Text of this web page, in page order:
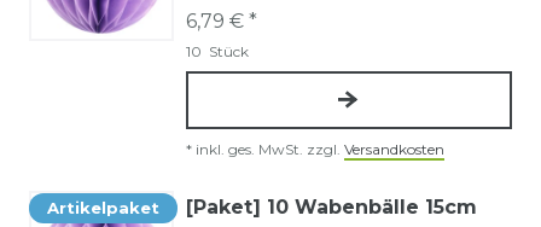
6,79 € *
10 Stück
* inkl. ges. MwSt. zzgl. Versandkosten
Artikelpaket
[Paket] 10 Wabenbälle 15cm